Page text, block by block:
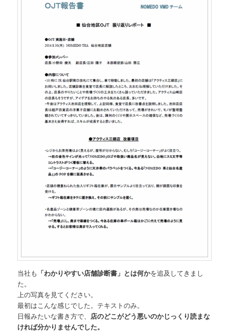
当社も 「わかりやすい店舗診断書」とは何かを追及してきまし
た。
上の写真を見てください。
最初はこんな感じでした。テキストのみ。
日報みたいな書き方で、 店のどこがどう悪いのかじっくり読まな
ければ分かりませんでした。